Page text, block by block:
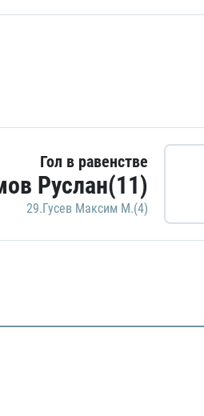
Гол в равенстве
Руслан(11)
29.Гусев Максим М.(4)